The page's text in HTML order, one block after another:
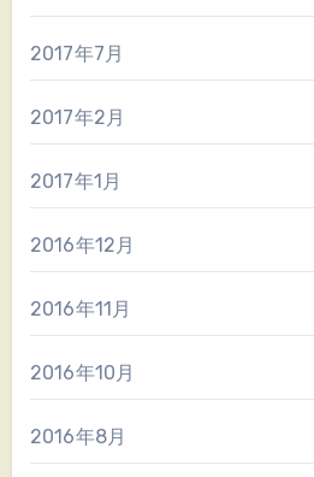
2017年7月
2017年2月
2017年1月
2016年12月
2016年11月
2016年10月
2016年8月